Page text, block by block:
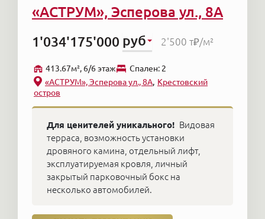
«АСТРУМ», Эсперова ул., 8А
1'034'175'000 руб 2'500 т₽/м²
413.67м², 6/6 этаж
Cпален: 2
«АСТРУМ», Эсперова ул., 8А Крестовский
остров
Для ценителей уникального! Видовая
терраса, возможность установки
дровяного камина, отдельный лифт,
эксплуатируемая кровля, личный
закрытый парковочный бокс на
несколько автомобилей.